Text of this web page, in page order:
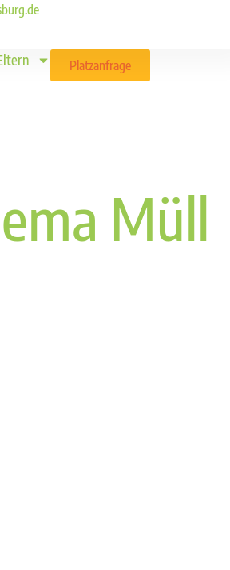
Platzanfrage
Müll